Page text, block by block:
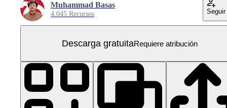
Muhammad Basas
4.045 Recursos Seguir
Descarga gratuitaRequiere atribución